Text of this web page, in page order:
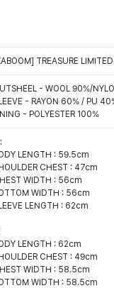
TREASURE
- WOOL 90%/
- RAYON 60% / PU
- POLYESTER 100%
LENGTH : 59.5cm
CHEST : 47cm
WIDTH : 56cm
WIDTH : 56cm
LENGTH : 62cm
LENGTH : 62cm
CHEST : 49cm
WIDTH : 58.5cm
WIDTH : 58.5cm